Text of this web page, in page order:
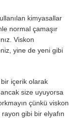
kimyasallar
normal çamaşır
Viskon
yine de yeni gibi
içerik olarak
size uyuyorsa
çünkü viskon
gibi bir elyafın